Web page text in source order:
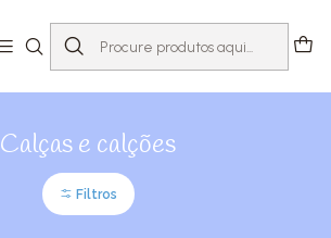
Criança 2-12 anos Calças e calções
Calças e calções
Filtros